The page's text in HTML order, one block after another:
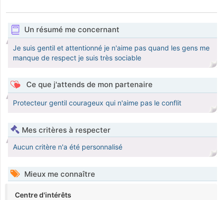
Un résumé me concernant
Je suis gentil et attentionné je n'aime pas quand les gens me
manque de respect je suis très sociable
Ce que j'attends de mon partenaire
Protecteur gentil courageux qui n'aime pas le conflit
Mes critères à respecter
Aucun critère n'a été personnalisé
Mieux me connaître
Centre d'intérêts